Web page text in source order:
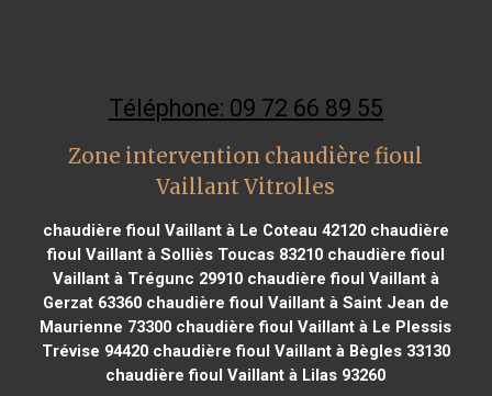
Téléphone: 09 72 66 89 55
Zone intervention chaudière fioul
Vaillant Vitrolles
chaudière fioul Vaillant à Le Coteau 42120chaudière
fioul Vaillant à Solliès Toucas 83210chaudière fioul
Vaillant à Trégunc 29910chaudière fioul Vaillant à
Gerzat 63360chaudière fioul Vaillant à Saint Jean de
Maurienne 73300 chaudière fioul Vaillant à Le Plessis
Trévise 94420chaudière fioul Vaillant à Bègles 33130
chaudière fioul Vaillant à Lilas 93260